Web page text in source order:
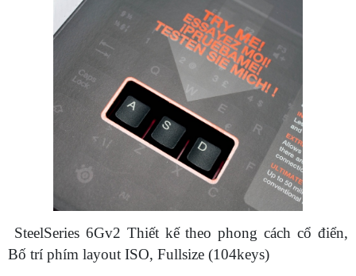
SteelSeries 6Gv2 Thiết kế theo phong cách cổ điển,
Bố trí phím layout ISO, Fullsize (104keys)